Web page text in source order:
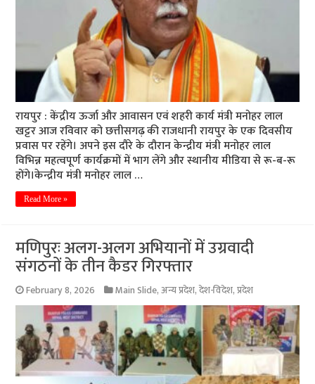
रायपुर : केंद्रीय ऊर्जा और आवासन एवं शहरी कार्य मंत्री मनोहर लाल
खट्टर आज रविवार को छत्तीसगढ़ की राजधानी रायपुर के एक दिवसीय
प्रवास पर रहेंगे। अपने इस दौरे के दौरान केन्द्रीय मंत्री मनोहर लाल
विभिन्न महत्वपूर्ण कार्यक्रमों में भाग लेंगे और स्थानीय मीडिया से रू-ब-रू
होंगे।केन्द्रीय मंत्री मनोहर लाल …
Read More »
मणिपुरः अलग-अलग अभियानों में उग्रवादी
संगठनों के तीन कैडर गिरफ्तार
February 8, 2026 Main Slide,अन्य प्रदेश,देश-विदेश,प्रदेश